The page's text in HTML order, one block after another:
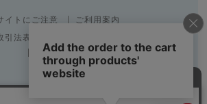
イトにご注意
ご利用案内
引法表示
会社概要
SPACE CREATOR CO.,LTD.